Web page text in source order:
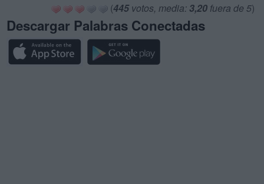
(445votos, media: 3,20 fuera de 5)
Descargar Palabras Conectadas